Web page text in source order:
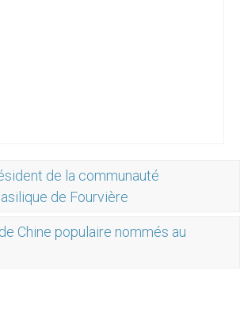
de la communauté
de Fourvière
Chine populaire nommés au